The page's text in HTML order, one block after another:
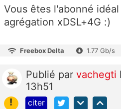
Vous êtes l'abonné
agrégation xDSL+4G :)
Freebox Delta 1.77 Gb/s
Publié par vachegti
13h51
!
citer